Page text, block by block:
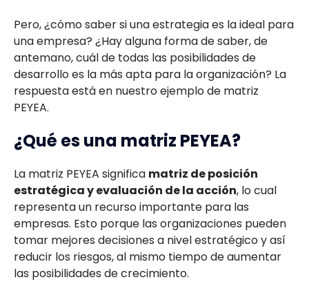
Pero, ¿cómo saber si una estrategia es la ideal para
una empresa? ¿Hay alguna forma de saber, de
antemano, cuál de todas las posibilidades de
desarrollo es la más apta para la organización? La
respuesta está en nuestro ejemplo de matriz
PEYEA.
¿Qué es una matriz PEYEA?
La matriz PEYEA significa matriz de posición
estratégica y evaluación de la acción, lo cual
representa un recurso importante para las
empresas. Esto porque las organizaciones pueden
tomar mejores decisiones a nivel estratégico y así
reducir los riesgos, al mismo tiempo de aumentar
las posibilidades de crecimiento.